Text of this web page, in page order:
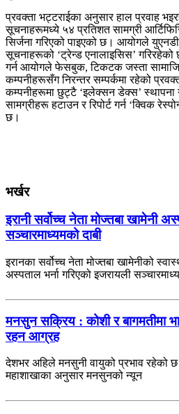
प्रवक्ता भट्टराईका अनुसार हाल प्रवाह
सूचनाहरूमध्ये ५४ प्रतिशत सामग्री
सिर्जना गरिएको पाइएको छ। आयोगले
सूचनाहरूको ‘ट्रेन्ड एनालाइसिस’
गर्न आयोगले फेसबुक, टिकटक जस्ता
कम्पनीहरूसँग निरन्तर सम्पर्कमा रहेको
कम्पनीहरूमा छुट्टै ‘इलेक्सन डेक्स’ स्थापना
सामग्रीहरू हटाउन र रिपोर्ट गर्न ‘क्विक
छ।
भर्खर
इरानी सर्वोच्च नेता मोज्तबा खामेनी
सञ्चारमाध्यमको दाबी
इरानका सर्वोच्च नेता मोज्तबा खामेनीको
अस्पताल भर्ना गरिएको इजरायली
मनसुन सक्रिय : कोशी र बागमतीमा
रहन आग्रह
देशभर अहिले मनसुनी वायुको प्रभाव रहेको
महाशाखाका अनुसार मनसुनको न्यून